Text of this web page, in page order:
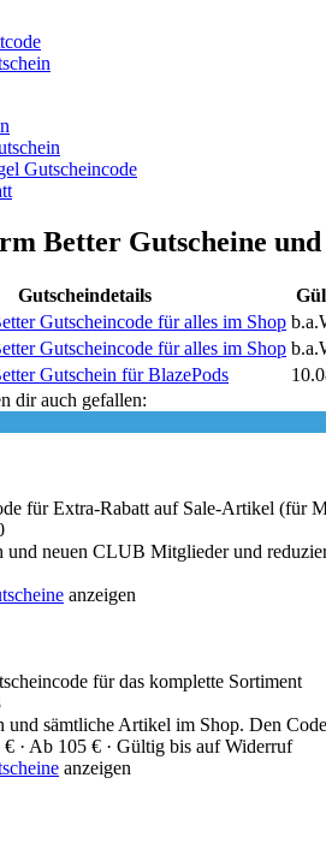
Gutscheincode
Better Gutscheine
Gutscheindetails
Gutscheincode für alles im Shop
Gutscheincode für alles im Shop
Gutschein für BlazePods
dir auch gefallen:
für Extra-Rabatt auf Sale-Artikel (für
und neuen CLUB Mitglieder und
anzeigen
für das komplette Sortiment
sämtliche Artikel im Shop. Den
· Ab 105 € · Gültig bis auf Widerruf
anzeigen